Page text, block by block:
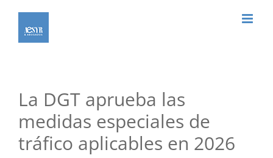
contenido
La DGT aprueba las
medidas especiales de
tráfico aplicables en 2026